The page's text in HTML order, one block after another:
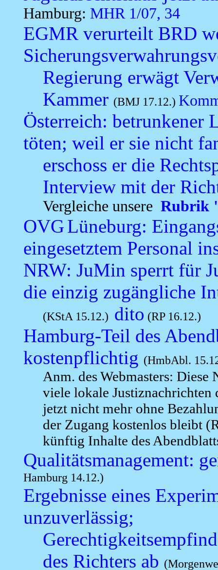
Hamburg: MHR 1/07, 34
EGMR verurteilt BRD
Regierung erwägt
Kammer (BMJ 17.12.)
Österreich: betrunkener
töten; weil er sie nicht
erschoss er die
Interview mit der
Vergleiche unsere Rubrik
OVGLüneburg:
eingesetztem Personal
NRW: JuMin sperrt für
die einzig zugängliche
(KStA 15.12.) dito (RP 16.12.)
Hamburg-Teil des
kostenpflichtig (HmbAbl.
Anm. des Webmasters:
viele lokale
jetzt nicht mehr ohne
der Zugang kostenlos bleibt
künftig Inhalte des
Qualitätsmanagement:
Hamburg 14.12.)
Ergebnisse eines
unzuverlässig;
des Richters ab